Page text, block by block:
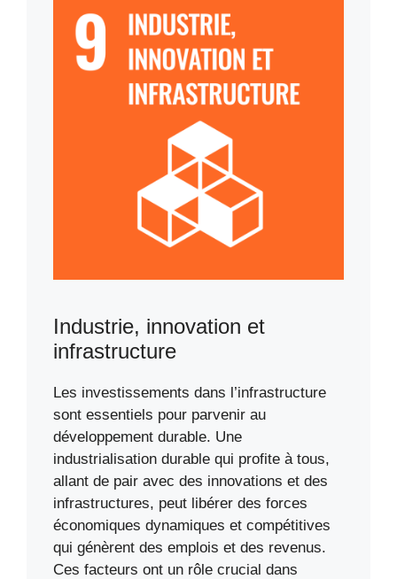
Industrie, innovation et
infrastructure
Les investissements dans l’infrastructure
sont essentiels pour parvenir au
développement durable. Une
industrialisation durable qui profite à tous,
allant de pair avec des innovations et des
infrastructures, peut libérer des forces
économiques dynamiques et compétitives
qui génèrent des emplois et des revenus.
Ces facteurs ont un rôle crucial dans